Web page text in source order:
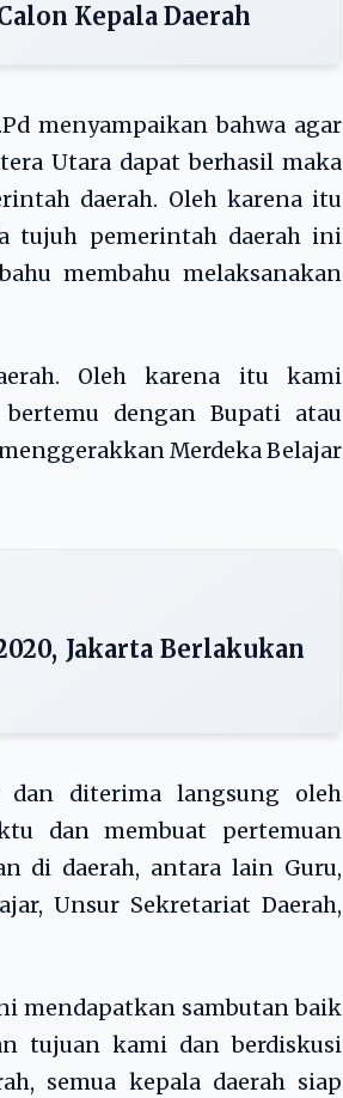
Kepala Daerah
menyampaikan bahwa agar
Utara dapat berhasil maka
daerah. Oleh karena itu
tujuh pemerintah daerah ini
membahu melaksanakan
Oleh karena itu kami
dengan Bupati atau
Merdeka Belajar
Jakarta Berlakukan
dan diterima langsung oleh
dan membuat pertemuan
di daerah, antara lain Guru,
Unsur Sekretariat Daerah,
mendapatkan sambutan baik
tujuan kami dan berdiskusi
semua kepala daerah siap